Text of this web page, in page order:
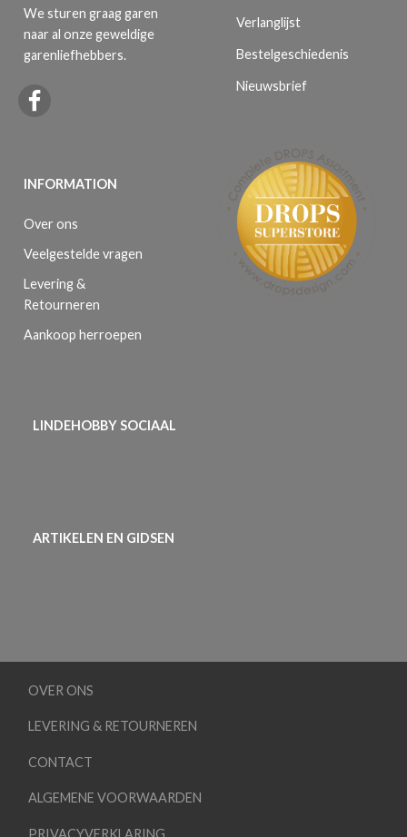
We sturen graag garen
naar al onze geweldige
garenliefhebbers.
INFORMATION
Over ons
Veelgestelde vragen
Levering &
Retourneren
Aankoop herroepen
Verlanglijst
Bestelgeschiedenis
Nieuwsbrief
LINDEHOBBY SOCIAAL
ARTIKELEN EN GIDSEN
OVER ONS
LEVERING & RETOURNEREN
CONTACT
ALGEMENE VOORWAARDEN
PRIVACYVERKLARING